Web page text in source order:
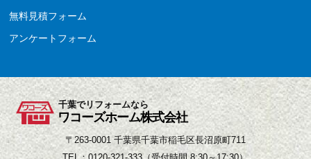
無料見積フォーム
アンケートフォーム
千葉でリフォームなら
ワコーズホーム株式会社
〒263-0001 千葉県千葉市稲毛区長沼原町711